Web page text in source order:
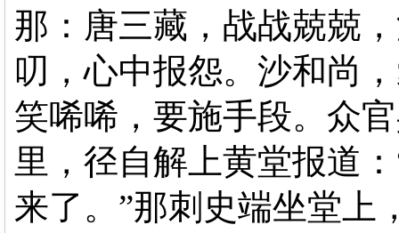
那：唐三藏，战战兢兢
叨，心中报怨。沙和尚
笑唏唏，要施手段。众
里，径自解上黄堂报道
来了。”那刺史端坐堂上